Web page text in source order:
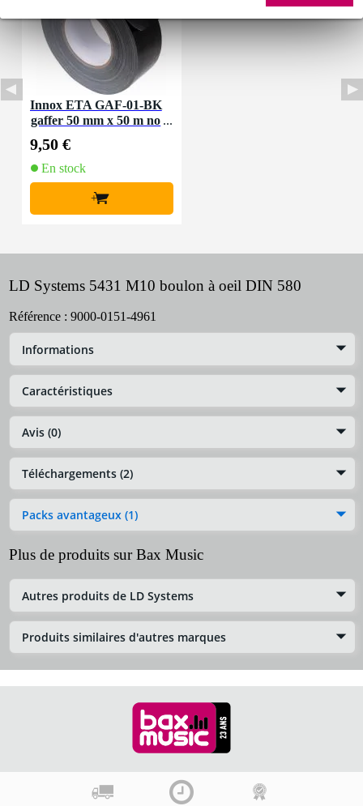
Innox ETA GAF-01-BK
gaffer 50 mm x 50 m no
9,50 €
En stock
+
LD Systems 5431 M10 boulon à oeil DIN 580
Référence : 9000-0151-4961
Informations
Caractéristiques
Avis (0)
Téléchargements (2)
Packs avantageux (1)
Plus de produits sur Bax Music
Autres produits de LD Systems
Produits similaires d'autres marques